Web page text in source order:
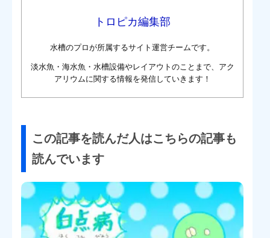
トロピカ編集部
水槽のプロが所属するサイト運営チームです。
淡水魚・海水魚・水槽設備やレイアウトのことまで、アク
アリウムに関する情報を発信していきます！
この記事を読んだ人はこちらの記事も
読んでいます